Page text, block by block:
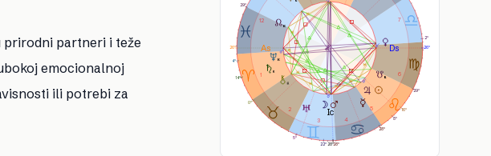
prirodni partneri i teže
emocionalnoj
ili potrebi za
1
2
3 4
5
6
7
12
16°
22°
28°
2°
28°
8°
14°
5°
4°
29°
0°
26° 26°
28°
29°